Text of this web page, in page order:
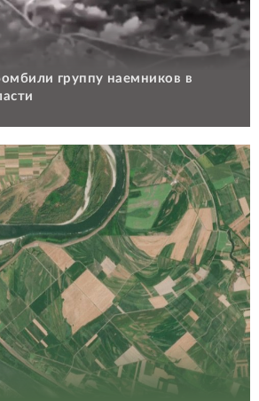
группу наемников в